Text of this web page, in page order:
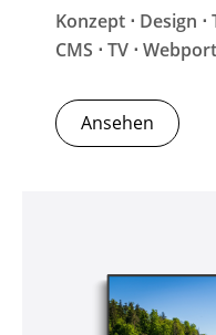
Konzept ⋅ Design
CMS ⋅ TV ⋅
Ansehen